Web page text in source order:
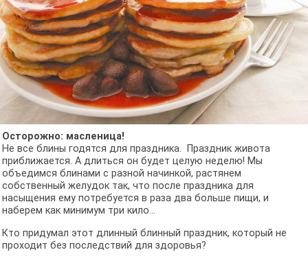
Осторожно: масленица!
Не все блины годятся для праздника. Праздник живота
приближается. А длиться он будет целую неделю! Мы
объедимся блинами с разной начинкой, растянем
собственный желудок так, что после праздника для
насыщения ему потребуется в раза два больше пищи, и
наберем как минимум три кило...
Кто придумал этот длинный блинный праздник, который не
проходит без последствий для здоровья?